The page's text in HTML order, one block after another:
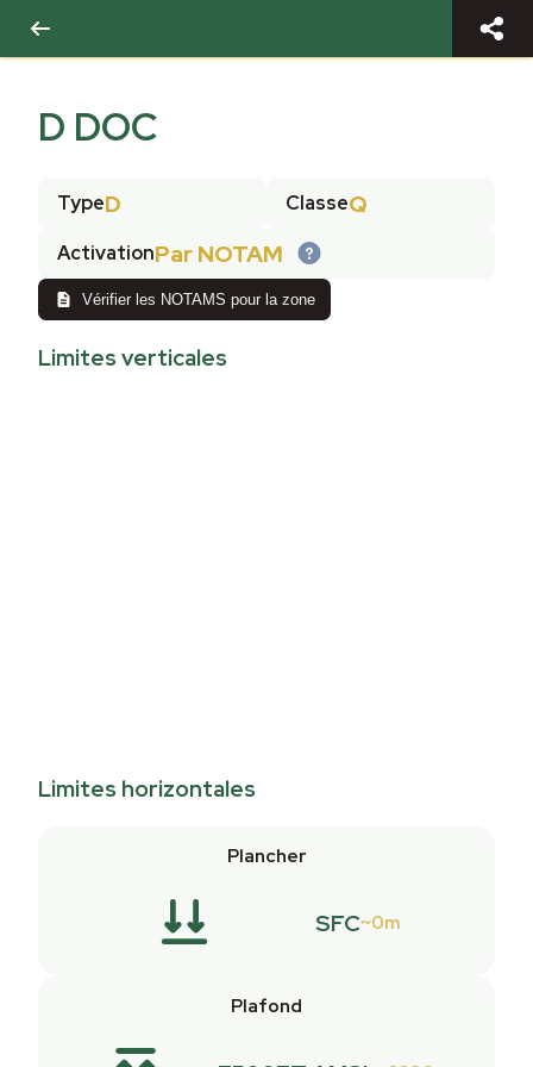
D DOC
TypeD ClasseQ
ActivationPar NOTAM
Vérifier les NOTAMS pour la zone
Limites verticales
Limites horizontales
Plancher
SFC 0m
Plafond